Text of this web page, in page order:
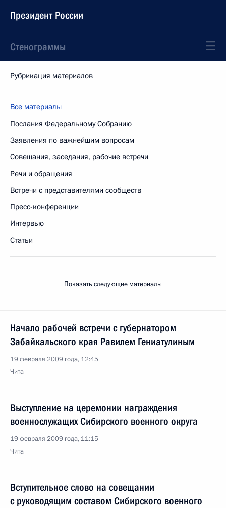
Президент России
Стенограммы
Рубрикация материалов
Все материалы
Послания Федеральному Собранию
Заявления по важнейшим вопросам
Совещания, заседания, рабочие встречи
Речи и обращения
Встречи с представителями сообществ
Пресс-конференции
Интервью
Статьи
Показать следующие материалы
Начало рабочей встречи с губернатором
Забайкальского края Равилем Гениатулиным
19 февраля 2009 года, 12:45
Чита
Выступление на церемонии награждения
военнослужащих Сибирского военного округа
19 февраля 2009 года, 11:15
Чита
Вступительное слово на совещании
с руководящим составом Сибирского военного